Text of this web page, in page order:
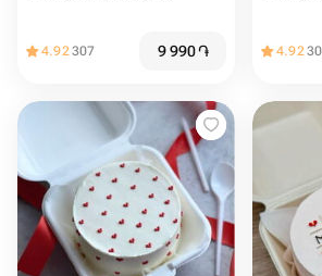
4.92307 9 990֏ 4.92